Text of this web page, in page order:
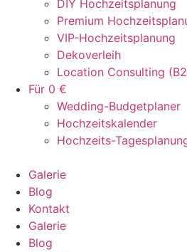
DIY Hochzeitsplanung
Premium
VIP-Hochzeitsplanung
Dekoverleih
Location Consulting
Für 0 €
Wedding-Budgetplaner
Hochzeitskalender
Hochzeits-
Galerie
Blog
Kontakt
Galerie
Blog